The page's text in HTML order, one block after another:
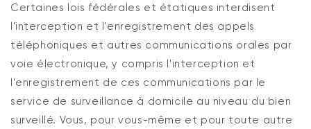
Certaines lois fédérales et étatiques interdisent
l'interception et l'enregistrement des appels
téléphoniques et autres communications orales par
voie électronique, y compris l'interception et
l'enregistrement de ces communications par le
service de surveillance à domicile au niveau du bien
surveillé. Vous, pour vous-même et pour toute autre